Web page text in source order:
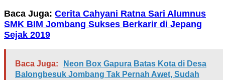
Baca Juga: Cerita Cahyani Ratna Sari Alumnus
SMK BIM Jombang Sukses Berkarir di Jepang
Sejak 2019
Baca Juga:
Neon Box Gapura Batas Kota di Desa
Balongbesuk Jombang Tak Pernah Awet, Sudah